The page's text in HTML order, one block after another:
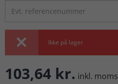
 Ikke på lager
103,64 kr. inkl. moms